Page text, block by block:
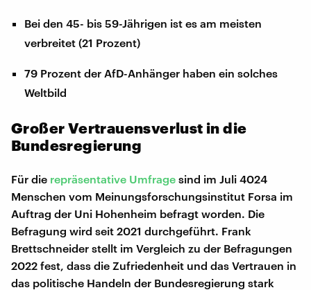
Bei den 45- bis 59-Jährigen ist es am meisten
verbreitet (21 Prozent)
79 Prozent der AfD-Anhänger haben ein solches
Weltbild
Großer Vertrauensverlust in die
Bundesregierung
Für die repräsentative Umfrage sind im Juli 4024
Menschen vom Meinungsforschungsinstitut Forsa im
Auftrag der Uni Hohenheim befragt worden. Die
Befragung wird seit 2021 durchgeführt. Frank
Brettschneider stellt im Vergleich zu der Befragungen
2022 fest, dass die Zufriedenheit und das Vertrauen in
das politische Handeln der Bundesregierung stark